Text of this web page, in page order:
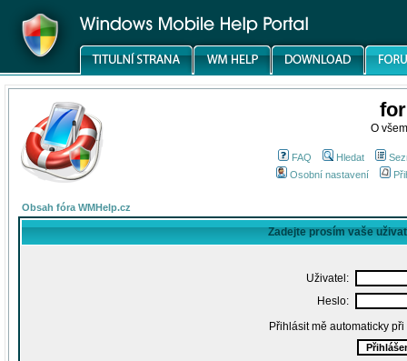
O
FAQ Hledat
Osobní nastavení
Obsah fóra WMHelp.cz
Zadejte prosím vaše
Uživatel:
Heslo:
Přihlásit mě automaticky